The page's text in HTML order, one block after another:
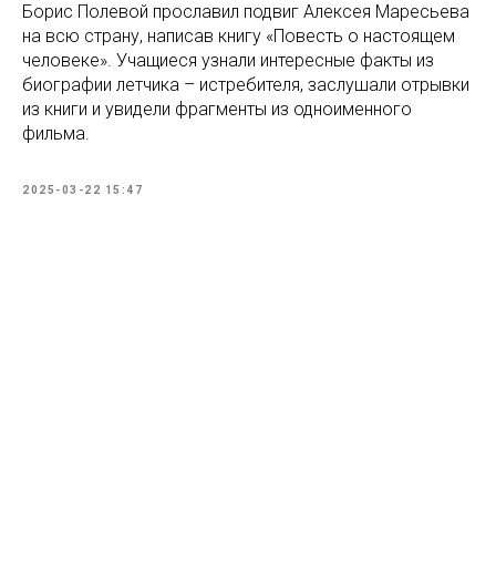
Борис Полевой прославил подвиг Алексея Маресьева
на всю страну, написав книгу «Повесть о настоящем
человеке». Учащиеся узнали интересные факты из
биографии летчика – истребителя, заслушали отрывки
из книги и увидели фрагменты из одноименного
фильма.
2025-03-22 15:47